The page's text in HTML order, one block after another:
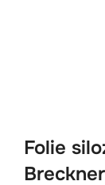
Folie